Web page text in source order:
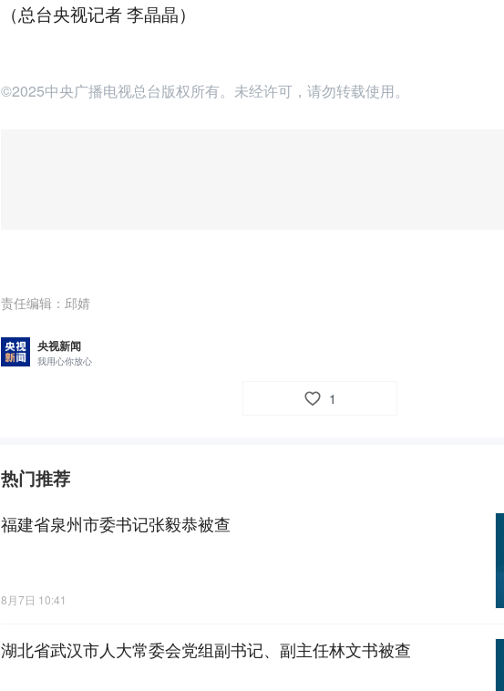
（总台央视记者 李晶晶）
©2025中央广播电视总台版权所有。未经许可，请勿转载使用。
责任编辑： 邱婧
央视新闻
我用心你放心
1
热门推荐
福建省泉州市委书记张毅恭被查
8月7日 10:41
湖北省武汉市人大常委会党组副书记、副主任林文书被查